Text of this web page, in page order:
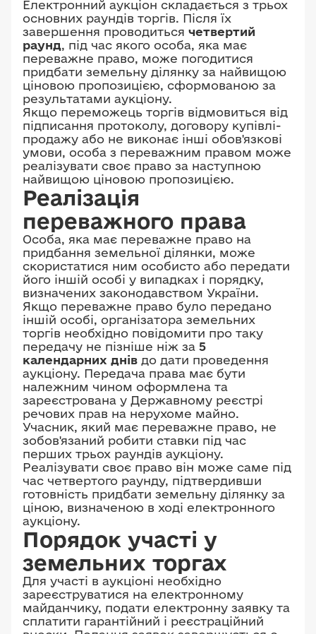
Електронний аукціон складається з трьох
основних раундів торгів. Після їх
завершення проводиться четвертий
раунд, під час якого особа, яка має
переважне право, може погодитися
придбати земельну ділянку за найвищою
ціновою пропозицією, сформованою за
результатами аукціону.
Якщо переможець торгів відмовиться від
підписання протоколу, договору купівлі-
продажу або не виконає інші обов'язкові
умови, особа з переважним правом може
реалізувати своє право за наступною
найвищою ціновою пропозицією.
Реалізація
переважного права
Особа, яка має переважне право на
придбання земельної ділянки, може
скористатися ним особисто або передати
його іншій особі у випадках і порядку,
визначених законодавством України.
Якщо переважне право було передано
іншій особі, організатора земельних
торгів необхідно повідомити про таку
передачу не пізніше ніж за 5
календарних днів до дати проведення
аукціону. Передача права має бути
належним чином оформлена та
зареєстрована у Державному реєстрі
речових прав на нерухоме майно.
Учасник, який має переважне право, не
зобов'язаний робити ставки під час
перших трьох раундів аукціону.
Реалізувати своє право він може саме під
час четвертого раунду, підтвердивши
готовність придбати земельну ділянку за
ціною, визначеною в ході електронного
аукціону.
Порядок участі у
земельних торгах
Для участі в аукціоні необхідно
зареєструватися на електронному
майданчику, подати електронну заявку та
сплатити гарантійний і реєстраційний